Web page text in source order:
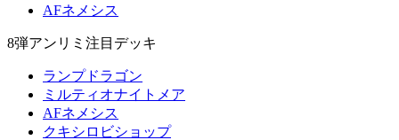
AFネメシス
8弾アンリミ注目デッキ
ランプドラゴン
ミルティオナイトメア
AFネメシス
クキシロビショップ